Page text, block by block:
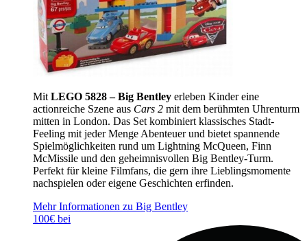
Mit LEGO 5828 – Big Bentley erleben Kinder eine
actionreiche Szene aus Cars 2 mit dem berühmten Uhrenturm
mitten in London. Das Set kombiniert klassisches Stadt-
Feeling mit jeder Menge Abenteuer und bietet spannende
Spielmöglichkeiten rund um Lightning McQueen, Finn
McMissile und den geheimnisvollen Big Bentley-Turm.
Perfekt für kleine Filmfans, die gern ihre Lieblingsmomente
nachspielen oder eigene Geschichten erfinden.
Mehr Informationen zu Big Bentley
100€ bei